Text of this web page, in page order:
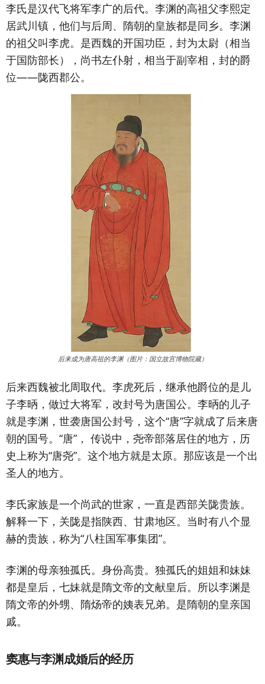
李氏是汉代飞将军李广的后代。李渊的高祖父李熙定
居武川镇，他们与后周、隋朝的皇族都是同乡。李渊
的祖父叫李虎。是西魏的开国功臣，封为太尉（相当
于国防部长），尚书左仆射，相当于副宰相，封的爵
位——陇西郡公。
后来成为唐高祖的李渊（图片：国立故宫博物院藏）
后来西魏被北周取代。李虎死后，继承他爵位的是儿
子李昞，做过大将军，改封号为唐国公。李昞的儿子
就是李渊，世袭唐国公封号，这个“唐”字就成了后来唐
朝的国号。“唐”， 传说中，尧帝部落居住的地方，历
史上称为“唐尧”。这个地方就是太原。那应该是一个出
圣人的地方。
李氏家族是一个尚武的世家，一直是西部关陇贵族。
解释一下，关陇是指陕西、甘肃地区。当时有八个显
赫的贵族，称为“八柱国军事集团”。
李渊的母亲独孤氏。身份高贵。独孤氏的姐姐和妹妹
都是皇后，七妹就是隋文帝的文献皇后。所以李渊是
隋文帝的外甥、隋炀帝的姨表兄弟。是隋朝的皇亲国
戚。
窦惠与李渊成婚后的经历